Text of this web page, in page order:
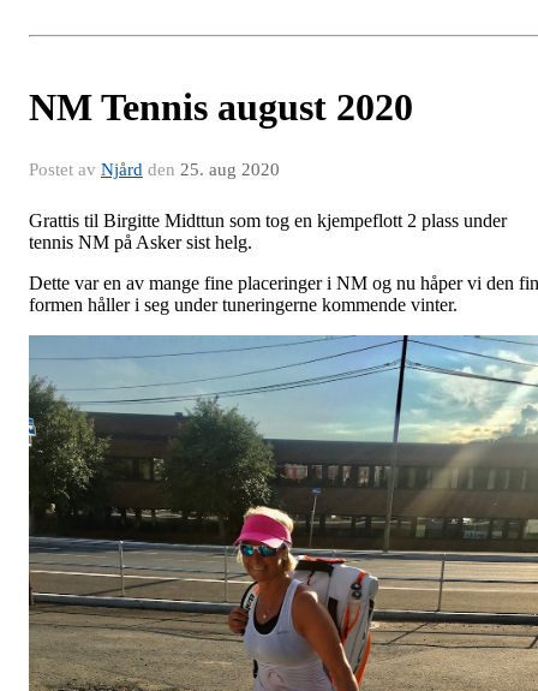
NM Tennis august 2020
Postet av Njård den 25. aug 2020
Grattis til Birgitte Midttun som tog en kjempeflott 2 plass under
tennis NM på Asker sist helg.
Dette var en av mange fine placeringer i NM og nu håper vi den
formen håller i seg under tuneringerne kommende vinter.